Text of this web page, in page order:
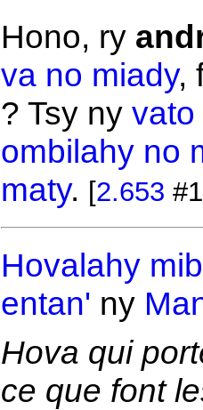
Hono, ry
va no miady,
? Tsy ny vato
ombilahy no
maty. [2.653
Hovalahy
entan' ny
Hova qui
ce que font